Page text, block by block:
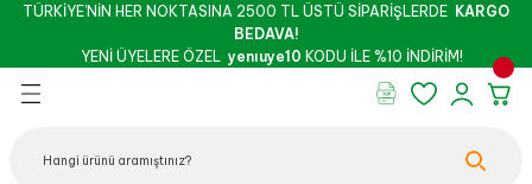
TÜRKİYE’NİN HER NOKTASINA 2500 TL ÜSTÜ SİPARİŞLERDE KARGO
BEDAVA!
YENİ ÜYELERE ÖZEL yenıuye10KODU İLE %10 İNDİRİM!
Geri Dön
Geri Dön
& Salça
Geri Dön
Geri Dön
Geri Dön
Geri Dön